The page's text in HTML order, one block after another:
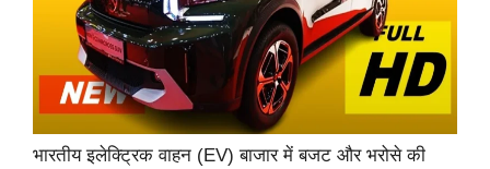
भारतीय इलेक्ट्रिक वाहन (EV) बाजार में बजट और भरोसे की